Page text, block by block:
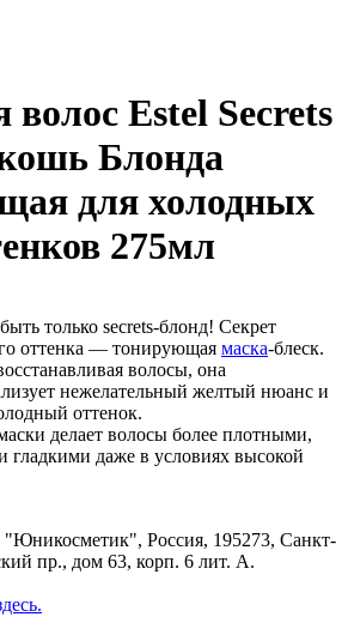
Estel Secrets
Блонда
для холодных
275мл
только secrets-блонд! Секрет
оттенка — тонирующая маска-блеск.
волосы, она
нежелательный желтый нюанс и
оттенок.
делает волосы более плотными,
даже в условиях высокой
Россия, 195273, Санкт-
пр., дом 63, корп. 6 лит. А.